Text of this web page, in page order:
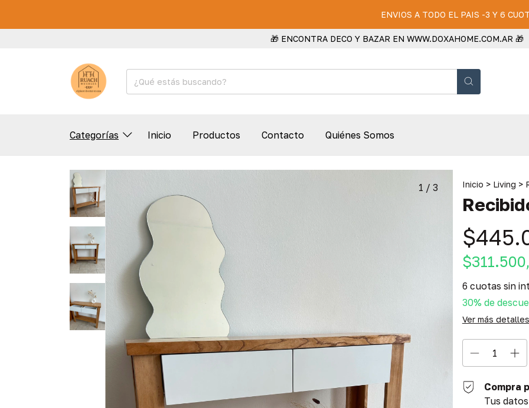
ENVIOS A TODO EL PAIS -3 Y 6 CUOTAS
🎁 ENCONTRA DECO Y BAZAR EN WWW.DOXAHOME.COM.AR 🎁
Categorías Inicio Productos Contacto Quiénes Somos
1 / 3 Inicio > Living >
6 cuotas sin
30% de
Ver más detalles
Compra
Tus